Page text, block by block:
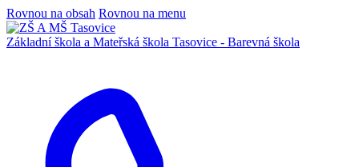
Rovnou na obsah Rovnou na menu
Základní škola a Mateřská škola Tasovice - Barevná škola